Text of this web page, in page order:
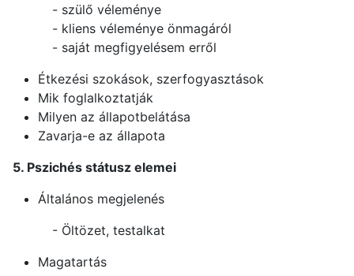
- szülő véleménye
- kliens véleménye önmagáról
- saját megfigyelésem erről
Étkezési szokások, szerfogyasztások
Mik foglalkoztatják
Milyen az állapotbelátása
Zavarja-e az állapota
5. Pszichés státusz elemei
Általános megjelenés
- Öltözet, testalkat
Magatartás